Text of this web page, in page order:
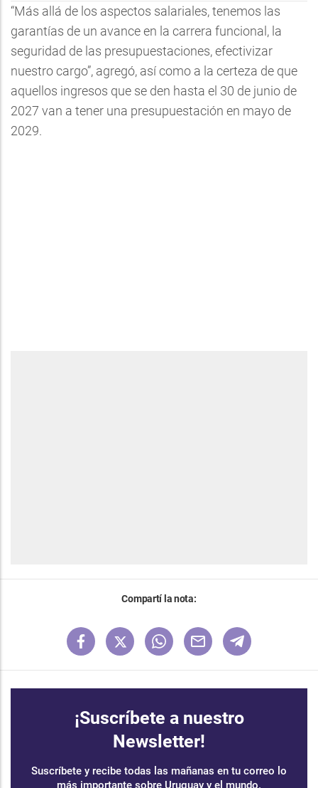
“Más allá de los aspectos salariales, tenemos las
garantías de un avance en la carrera funcional, la
seguridad de las presupuestaciones, efectivizar
nuestro cargo”, agregó, así como a la certeza de que
aquellos ingresos que se den hasta el 30 de junio de
2027 van a tener una presupuestación en mayo de
2029.
Compartí la nota:
¡Suscríbete a nuestro
Newsletter!
Suscríbete y recibe todas las mañanas en tu correo lo
más importante sobre Uruguay y el mundo.